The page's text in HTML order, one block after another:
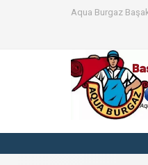
Aqua Burgaz